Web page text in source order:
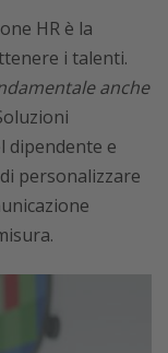
HR è la
i talenti.
anche
dipendente e
personalizzare